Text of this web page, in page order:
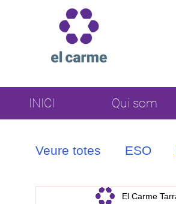
INICI Qui som
Veure totes ESO
El Carme